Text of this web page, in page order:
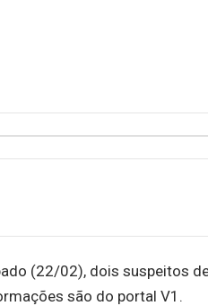
(22/02), dois suspeitos
são do portal V1.